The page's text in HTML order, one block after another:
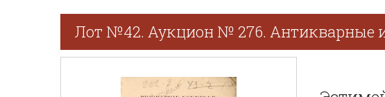
Лот №42. Аукцион № 276. Антикварные